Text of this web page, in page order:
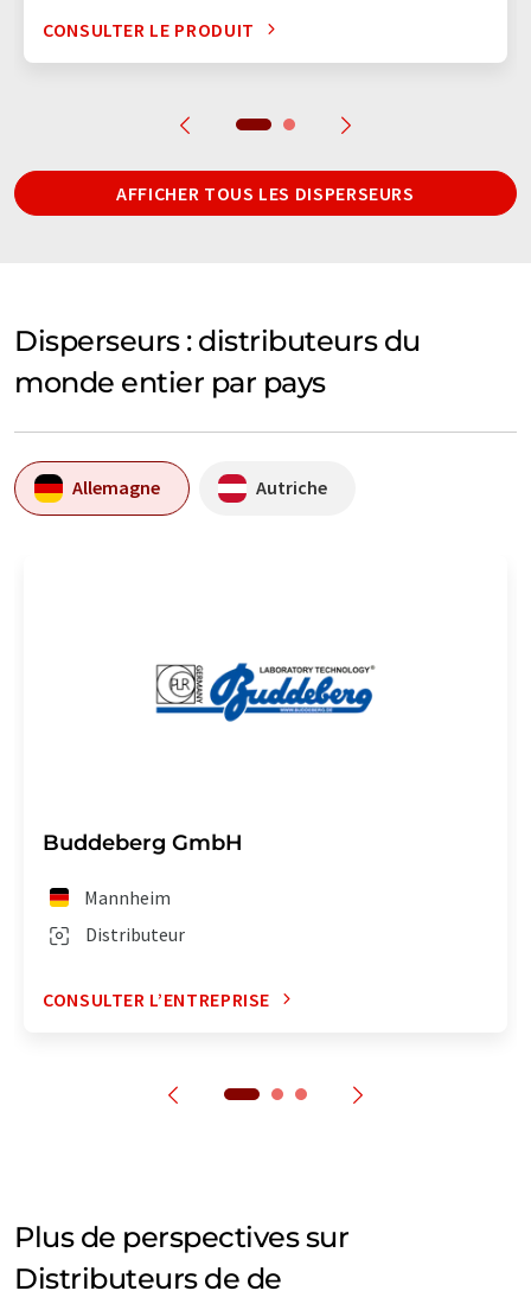
CONSULTER LE PRODUIT
AFFICHER TOUS LES DISPERSEURS
Disperseurs : distributeurs du
monde entier par pays
Allemagne Autriche
Buddeberg GmbH
Distributeur
Mannheim
CONSULTER L’ENTREPRISE
Plus de perspectives sur
Distributeurs de de